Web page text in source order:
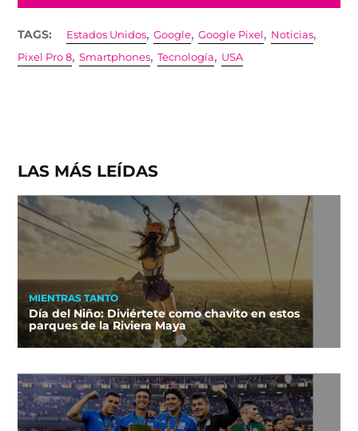
TAGS: Estados Unidos,Google,Google Pixel , Noticias,
Pixel Pro 8,Smartphones,Tecnología, USA
LAS MÁS LEÍDAS
MIENTRAS TANTO
Día del Niño: Diviértete como chavito en estos
parques de la Riviera Maya